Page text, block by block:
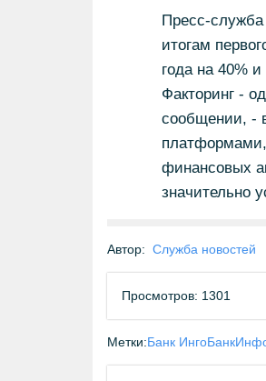
Пресс-служба
итогам
года на 40%
Факторинг -
сообщении, -
платформами,
финансовых
значительно
Автор: Служба новостей
Просмотров: 1301
Метки:Банк Инго